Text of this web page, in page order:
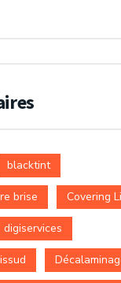
blacktint
brise Covering
digiservices